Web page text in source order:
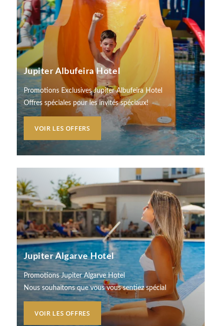
Jupiter Albufeira Hotel
Promotions Exclusives Jupiter Albufeira Hotel
Offres spéciales pour les invités spéciaux!
VOIR LES OFFERS
Jupiter Algarve Hotel
Promotions Jupiter Algarve Hotel
Nous souhaitons que vous vous sentiez spécial
VOIR LES OFFRES